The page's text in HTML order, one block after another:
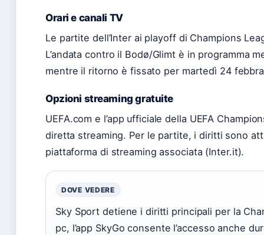
Orari e canali TV
Le partite dell’Inter ai playoff di Champions
L’andata contro il Bodø/Glimt è in programma
mentre il ritorno è fissato per martedì 24
Opzioni streaming gratuite
UEFA.com e l’app ufficiale della UEFA
diretta streaming. Per le partite, i diritti sono
piattaforma di streaming associata (Inter.it).
DOVE VEDERE
Sky Sport detiene i diritti principali per la
pc, l’app SkyGo consente l’accesso anche